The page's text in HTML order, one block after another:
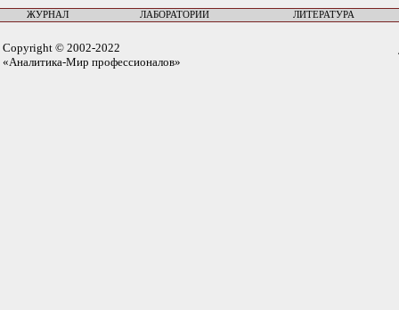
ЖУРНАЛ ЛАБОРАТОРИИ ЛИТЕРАТУРА
Copyright © 2002-2022
«Аналитика-Мир профессионалов»